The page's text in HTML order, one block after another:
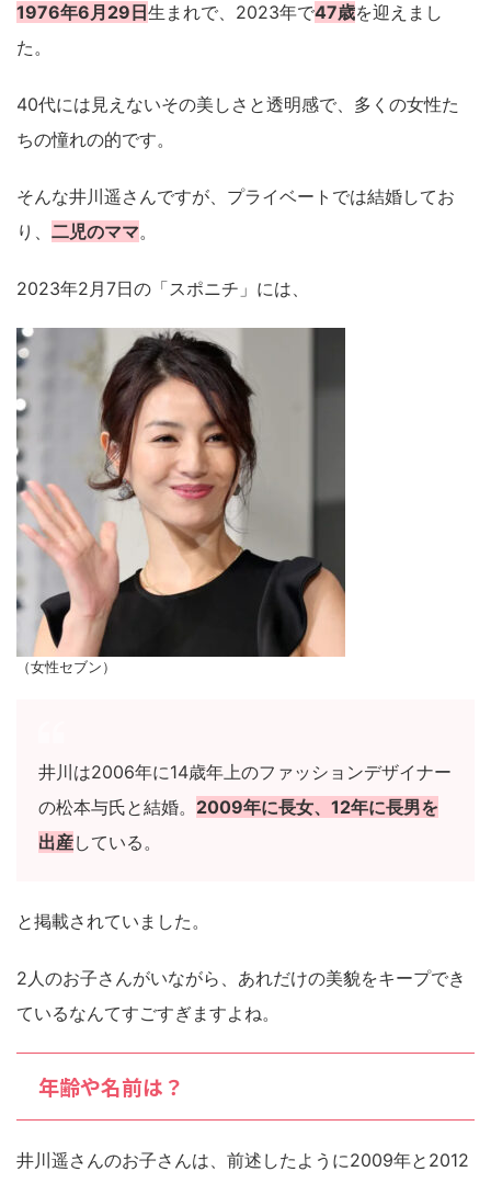
1976年6月29日生まれで、2023年で47歳を迎えまし
た。
40代には見えないその美しさと透明感で、多くの女性た
ちの憧れの的です。
そんな井川遥さんですが、プライベートでは結婚してお
り、 二児のママ。
2023年2月7日の「スポニチ」には、
（女性セブン）
井川は2006年に14歳年上のファッションデザイナー
の松本与氏と結婚。 2009年に長女、12年に長男を
出産している。
と掲載されていました。
2人のお子さんがいながら、あれだけの美貌をキープでき
ているなんてすごすぎますよね。
年齢や名前は？
井川遥さんのお子さんは、前述したように2009年と2012